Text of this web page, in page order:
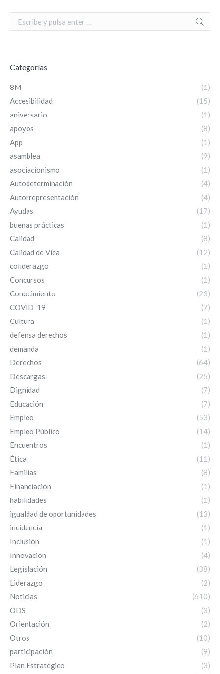
Search:
Categorías
8M
(1)
Accesibilidad
(15)
aniversario
(1)
apoyos
(8)
App
(1)
asamblea
(9)
asociacionismo
(1)
Autodeterminación
(4)
Autorrepresentación
(4)
Ayudas
(17)
buenas prácticas
(1)
Calidad
(8)
Calidad de Vida
(12)
coliderazgo
(1)
Concursos
(1)
Conocimiento
(23)
COVID-19
(7)
Cultura
(1)
defensa derechos
(1)
demanda
(1)
Derechos
(64)
Descargas
(25)
Dignidad
(7)
Educación
(7)
Empleo
(53)
Empleo Público
(14)
Encuentros
(1)
Ética
(11)
Familias
(8)
Financiación
(1)
habilidades
(1)
igualdad de oportunidades
(13)
incidencia
(1)
Inclusión
(1)
Innovación
(4)
Legislación
(38)
Liderazgo
(2)
Noticias
(610)
ODS
(3)
Orientación
(2)
Otros
(10)
participación
(9)
Plan Estratégico
(3)